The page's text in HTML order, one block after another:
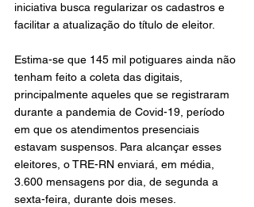
iniciativa busca regularizar os cadastros e
facilitar a atualização do título de eleitor.
Estima-se que 145 mil potiguares ainda não
tenham feito a coleta das digitais,
principalmente aqueles que se registraram
durante a pandemia de Covid-19, período
em que os atendimentos presenciais
estavam suspensos. Para alcançar esses
eleitores, o TRE-RN enviará, em média,
3.600 mensagens por dia, de segunda a
sexta-feira, durante dois meses.